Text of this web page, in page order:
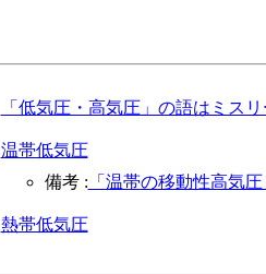
「低気圧・高気圧」の語はミス
温帯低気圧
備考 : 「温帯の移動性高気圧
熱帯低気圧